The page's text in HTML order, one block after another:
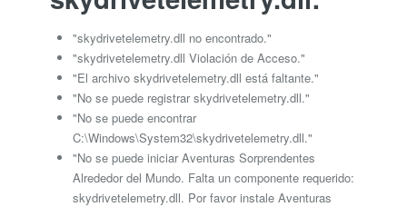
"skydrivetelemetry.dll no encontrado."
"skydrivetelemetry.dll Violación de Acceso."
"El archivo skydrivetelemetry.dll está faltante."
"No se puede registrar skydrivetelemetry.dll."
"No se puede encontrar
C:\Windows\System32\skydrivetelemetry.dll."
"No se puede iniciar Aventuras Sorprendentes
Alrededor del Mundo. Falta un componente requerido:
skydrivetelemetry.dll. Por favor instale Aventuras